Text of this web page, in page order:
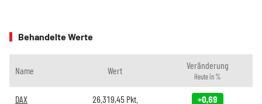
Behandelte Werte
Name Wert Veränderung
Heute in %
DAX 26.319,45Pkt. +0,69